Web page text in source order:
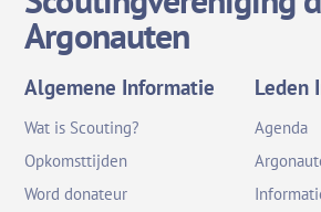
Argonauten
Algemene Informatie
Wat is Scouting?
Opkomsttijden
Word donateur
Leden
Agenda